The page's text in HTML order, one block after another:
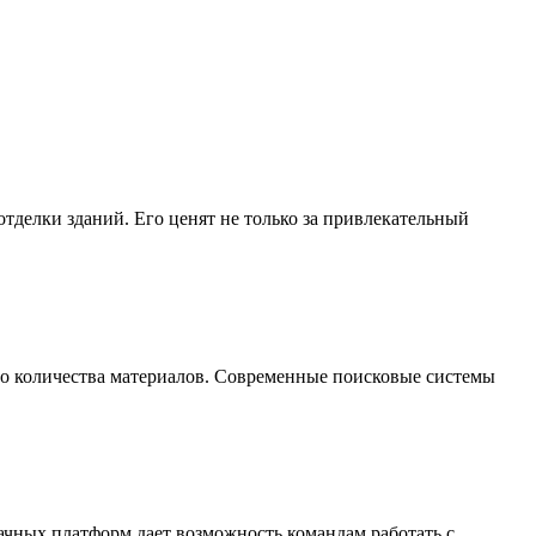
зданий. Его ценят не только за привлекательный
количества материалов. Современные поисковые системы